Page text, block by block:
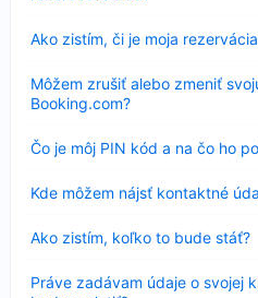
Ako zistím, či je moja
sa
Môžem zrušiť alebo zmeniť
Booking.com?
sa
Čo je môj PIN kód a na čo ho
Nezobrazuje
sa
Kde môžem nájsť kontaktné
sa
Ako zistím, koľko to bude stáť?
sa
Práve zadávam údaje o svojej
sa